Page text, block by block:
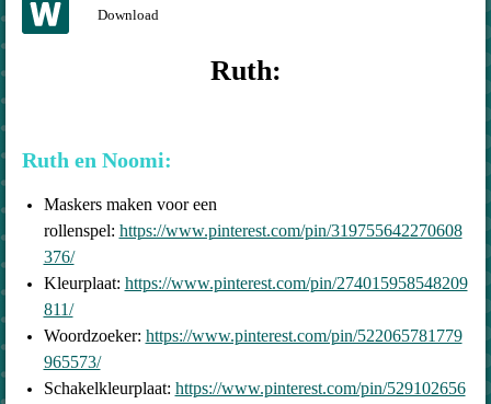
Download
Ruth:
Ruth en Noomi:
Maskers maken voor een
rollenspel: https://www.pinterest.com/pin/319755642270608
376/
Kleurplaat: https://www.pinterest.com/pin/274015958548209
811/
Woordzoeker: https://www.pinterest.com/pin/522065781779
965573/
Schakelkleurplaat: https://www.pinterest.com/pin/529102656